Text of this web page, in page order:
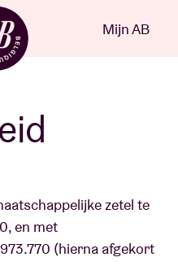
NLMijn AB
zetel te
en met
(hierna afgekort